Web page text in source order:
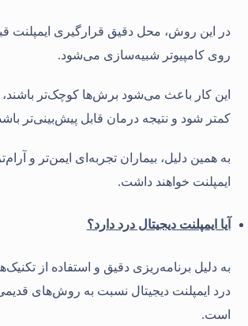
در این روش، محل دقیق قرارگیری ایمپلنت
روی کامپیوتر شبیه‌سازی می‌شود.
این کار باعث می‌شود برش‌ها کوچک‌تر باشند،
کمتر شود و نتیجه درمان قابل پیش‌بینی‌تر
به همین دلیل، بیماران تجربه‌ای ایمن‌تر و
ایمپلنت خواهند داشت.
آیا ایمپلنت دیجیتال درد دارد؟
به دلیل برنامه‌ریزی دقیق و استفاده از
درد ایمپلنت دیجیتال نسبت به روش‌های
است.